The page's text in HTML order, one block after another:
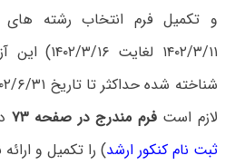
و تکمیل فرم انتخاب رشته های
۱۴۰۲/۳/۱۱ لغایت ۱۴۰۲/۳/۱۶) این آزمون،
لازم استفرم مندرج در صفحه ۷۳
ثبت نام کنکور ارشد) را تکمیل و ارائه